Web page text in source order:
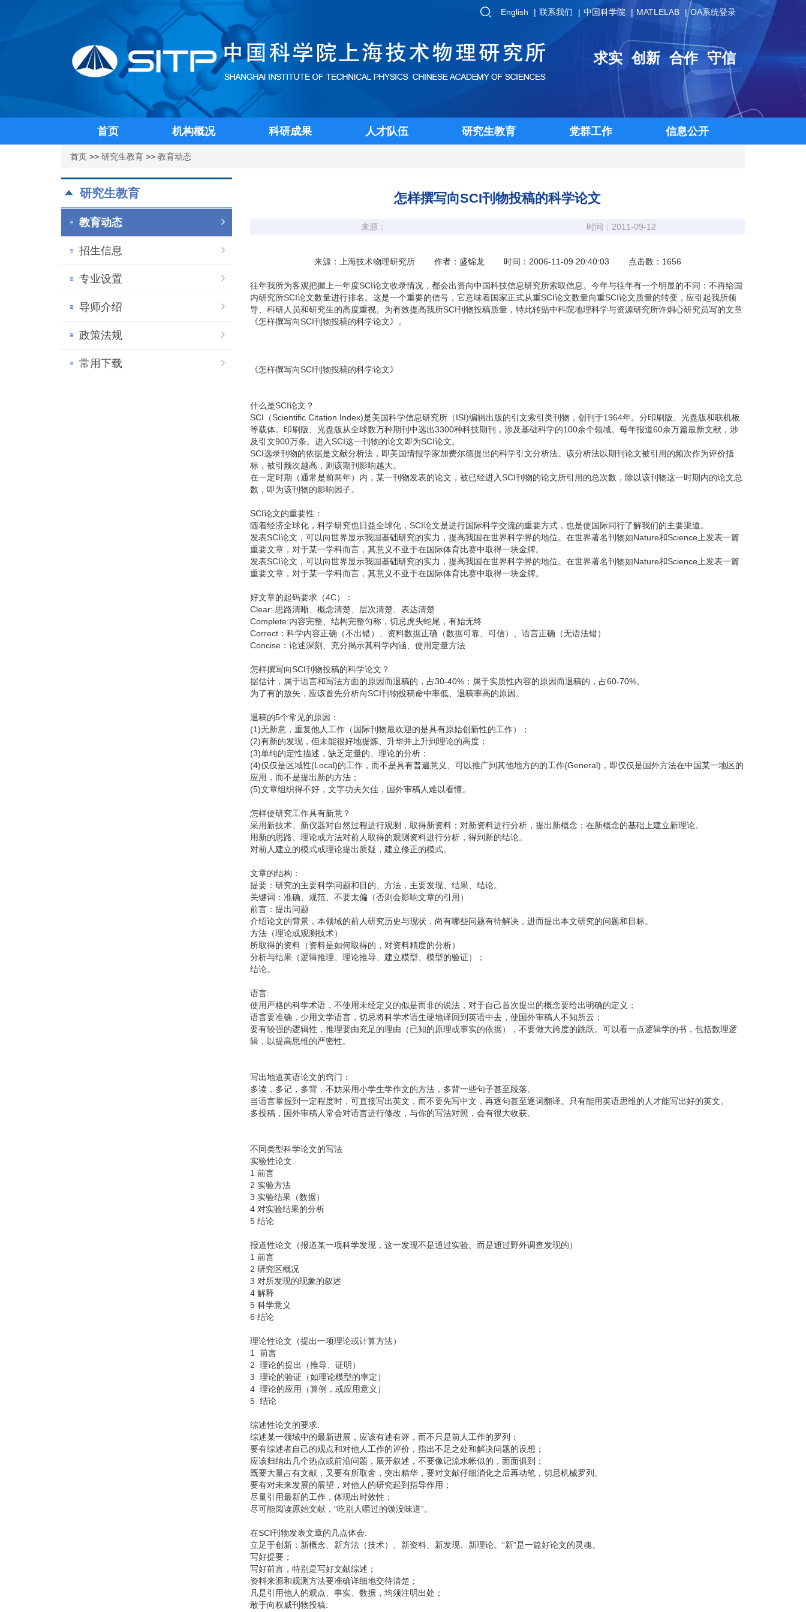
English 联系我们 中国科学院 MATLELAB OA系统登录
求实 创新 合作 守信
首页 机构概况 科研成果 人才队伍 研究生教育 党群工作 信息公开
首页 >> 研究生教育 >> 教育动态
研究生教育
教育动态
招生信息
专业设置
导师介绍
政策法规
常用下载
怎样撰写向SCI刊物投稿的科学论文
来源： 时间：2011-09-12
来源：上海技术物理研究所 作者：盛锦龙 时间：2006-11-09 20:40:03 点击数：1656
往年我所为客观把握上一年度SCI论文收录情况，都会出资向中国科技信息研究所索取信息。今年与往年有一个明显的不同：不再给国
内研究所SCI论文数量进行排名。这是一个重要的信号，它意味着国家正式从重SCI论文数量向重SCI论文质量的转变，应引起我所领
导、科研人员和研究生的高度重视。为有效提高我所SCI刊物投稿质量，特此转贴中科院地理科学与资源研究所许炯心研究员写的文章
《怎样撰写向SCI刊物投稿的科学论文》。
《怎样撰写向SCI刊物投稿的科学论文》
什么是SCI论文？
SCI（Scientific Citation Index)是美国科学信息研究所（ISI)编辑出版的引文索引类刊物，创刊于1964年。分印刷版、光盘版和联机板
等载体。印刷版、光盘版从全球数万种期刊中选出3300种科技期刊，涉及基础科学的100余个领域。每年报道60余万篇最新文献，涉
及引文900万条。进入SCI这一刊物的论文即为SCI论文。
SCI选录刊物的依据是文献分析法，即美国情报学家加费尔德提出的科学引文分析法。该分析法以期刊论文被引用的频次作为评价指
标，被引频次越高，则该期刊影响越大。
在一定时期（通常是前两年）内，某一刊物发表的论文，被已经进入SCI刊物的论文所引用的总次数，除以该刊物这一时期内的论文总
数，即为该刊物的影响因子。
SCI论文的重要性：
随着经济全球化，科学研究也日益全球化，SCI论文是进行国际科学交流的重要方式，也是使国际同行了解我们的主要渠道。
发表SCI论文，可以向世界显示我国基础研究的实力，提高我国在世界科学界的地位。在世界著名刊物如Nature和Science上发表一篇
重要文章，对于某一学科而言，其意义不亚于在国际体育比赛中取得一块金牌。
发表SCI论文，可以向世界显示我国基础研究的实力，提高我国在世界科学界的地位。在世界著名刊物如Nature和Science上发表一篇
重要文章，对于某一学科而言，其意义不亚于在国际体育比赛中取得一块金牌。
好文章的起码要求（4C）：
Clear: 思路清晰、概念清楚、层次清楚、表达清楚
Complete:内容完整、结构完整匀称，切忌虎头蛇尾，有始无终
Correct：科学内容正确（不出错）、资料数据正确（数据可靠、可信）、语言正确（无语法错）
Concise：论述深刻、充分揭示其科学内涵、使用定量方法
怎样撰写向SCI刊物投稿的科学论文？
据估计，属于语言和写法方面的原因而退稿的，占30-40%；属于实质性内容的原因而退稿的，占60-70%。
为了有的放矢，应该首先分析向SCI刊物投稿命中率低、退稿率高的原因。
退稿的5个常见的原因：
(1)无新意，重复他人工作（国际刊物最欢迎的是具有原始创新性的工作）；
(2)有新的发现，但未能很好地提炼、升华并上升到理论的高度；
(3)单纯的定性描述，缺乏定量的、理论的分析；
(4)仅仅是区域性(Local)的工作，而不是具有普遍意义、可以推广到其他地方的的工作(General)，即仅仅是国外方法在中国某一地区的
应用，而不是提出新的方法；
(5)文章组织得不好，文字功夫欠佳，国外审稿人难以看懂。
怎样使研究工作具有新意？
采用新技术、新仪器对自然过程进行观测，取得新资料；对新资料进行分析，提出新概念；在新概念的基础上建立新理论。
用新的思路、理论或方法对前人取得的观测资料进行分析，得到新的结论。
对前人建立的模式或理论提出质疑，建立修正的模式。
文章的结构：
提要：研究的主要科学问题和目的、方法，主要发现、结果、结论。
关键词：准确、规范、不要太偏（否则会影响文章的引用）
前言：提出问题
介绍论文的背景，本领域的前人研究历史与现状，尚有哪些问题有待解决，进而提出本文研究的问题和目标。
方法（理论或观测技术）
所取得的资料（资料是如何取得的，对资料精度的分析）
分析与结果（逻辑推理、理论推导、建立模型、模型的验证）；
结论。
语言:
使用严格的科学术语，不使用未经定义的似是而非的说法，对于自己首次提出的概念要给出明确的定义；
语言要准确，少用文学语言，切忌将科学术语生硬地译回到英语中去，使国外审稿人不知所云；
要有较强的逻辑性，推理要由充足的理由（已知的原理或事实的依据），不要做大跨度的跳跃。可以看一点逻辑学的书，包括数理逻
辑，以提高思维的严密性。
写出地道英语论文的窍门：
多读，多记，多背，不妨采用小学生学作文的方法，多背一些句子甚至段落。
当语言掌握到一定程度时，可直接写出英文，而不要先写中文，再逐句甚至逐词翻译。只有能用英语思维的人才能写出好的英文。
多投稿，国外审稿人常会对语言进行修改，与你的写法对照，会有很大收获。
不同类型科学论文的写法
实验性论文
1 前言
2 实验方法
3 实验结果（数据）
4 对实验结果的分析
5 结论
报道性论文（报道某一项科学发现，这一发现不是通过实验、而是通过野外调查发现的）
1 前言
2 研究区概况
3 对所发现的现象的叙述
4 解释
5 科学意义
6 结论
理论性论文（提出一项理论或计算方法）
1 前言
2 理论的提出（推导、证明）
3 理论的验证（如理论模型的率定）
4 理论的应用（算例，或应用意义）
5 结论
综述性论文的要求:
综述某一领域中的最新进展，应该有述有评，而不只是前人工作的罗列；
要有综述者自己的观点和对他人工作的评价，指出不足之处和解决问题的设想；
应该归纳出几个热点或前沿问题，展开叙述，不要像记流水帐似的，面面俱到；
既要大量占有文献，又要有所取舍，突出精华，要对文献仔细消化之后再动笔，切忌机械罗列。
要有对未来发展的展望，对他人的研究起到指导作用；
尽量引用最新的工作，体现出时效性；
尽可能阅读原始文献，“吃别人嚼过的馍没味道”。
在SCI刊物发表文章的几点体会:
立足于创新：新概念、新方法（技术）、新资料、新发现、新理论。“新”是一篇好论文的灵魂。
写好提要；
写好前言，特别是写好文献综述；
资料来源和观测方法要准确详细地交待清楚；
凡是引用他人的观点、事实、数据，均须注明出处；
敢于向权威刊物投稿: